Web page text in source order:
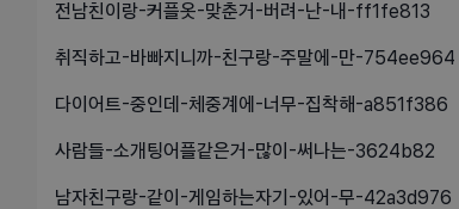
전남친이랑-커플옷-맞춘거-버려-난-내-ff1fe813
취직하고-바빠지니까-친구랑-주말에-만-754ee964
다이어트-중인데-체중계에-너무-집착해-a851f386
사람들-소개팅어플같은거-많이-써나는-3624b82
남자친구랑-같이-게임하는자기-있어-무-42a3d976